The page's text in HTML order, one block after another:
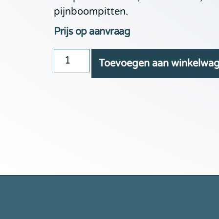
pijnboompitten.
Prijs op aanvraag
Toevoegen aan